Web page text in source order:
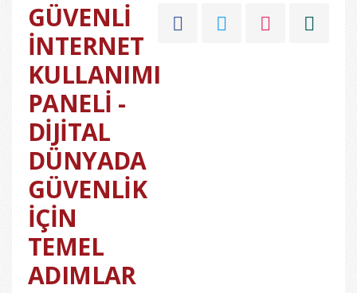
GÜVENLİ
İNTERNET
KULLANIMI
PANELİ -
DİJİTAL
DÜNYADA
GÜVENLİK
İÇİN
TEMEL
ADIMLAR